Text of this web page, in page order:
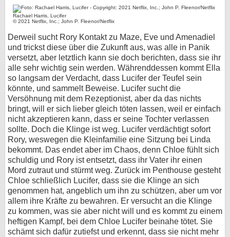
Rachael Harris, Lucifer
© 2021 Netflix, Inc.; John P. Fleenor/Netflix
Derweil sucht Rory Kontakt zu Maze, Eve und Amenadiel
und trickst diese über die Zukunft aus, was alle in Panik
versetzt, aber letztlich kann sie doch berichten, dass sie ihr
alle sehr wichtig sein werden. Währenddessen kommt Ella
so langsam der Verdacht, dass Lucifer der Teufel sein
könnte, und sammelt Beweise. Lucifer sucht die
Versöhnung mit dem Rezeptionist, aber da das nichts
bringt, will er sich lieber gleich töten lassen, weil er einfach
nicht akzeptieren kann, dass er seine Tochter verlassen
sollte. Doch die Klinge ist weg. Lucifer verdächtigt sofort
Rory, weswegen die Kleinfamilie eine Sitzung bei Linda
bekommt. Das endet aber im Chaos, denn Chloe fühlt sich
schuldig und Rory ist entsetzt, dass ihr Vater ihr einen
Mord zutraut und stürmt weg. Zurück im Penthouse gesteht
Chloe schließlich Lucifer, dass sie die Klinge an sich
genommen hat, angeblich um ihn zu schützen, aber um vor
allem ihre Kräfte zu bewahren. Er versucht an die Klinge
zu kommen, was sie aber nicht will und es kommt zu einem
heftigen Kampf, bei dem Chloe Lucifer beinahe tötet. Sie
schämt sich dafür zutiefst und erkennt, dass sie nicht mehr